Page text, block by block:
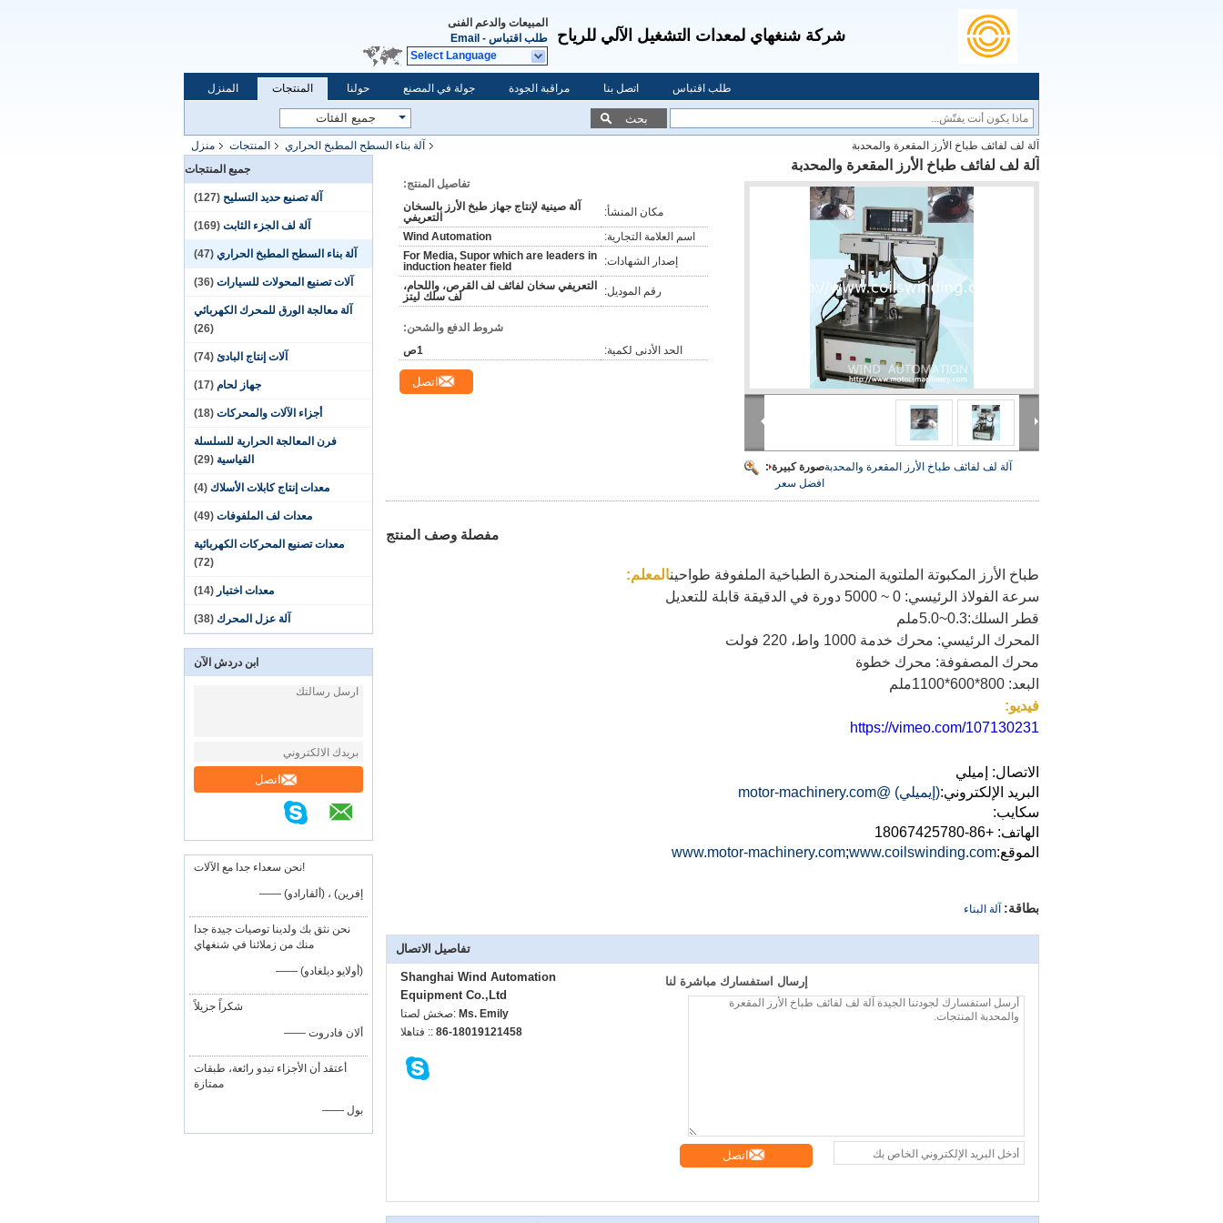
شركة شنغهاي لمعدات التشغيل الآلي للرياح
المبيعات والدعم الفنى
طلب اقتباس -
Email
Select Language
المنزل المنتجات حولنا جولة في المصنع مراقبة الجودة اتصل بنا طلب اقتباس
بحث
منزل المنتجات آلة بناء السطح المطبخ الحراري
آلة لف لفائف طباخ الأرز المقعرة والمحدبة
جميع المنتجات
آلة تصنيع حديد التسليح (127)
آلة لف الجزء الثابت (169)
آلة بناء السطح المطبخ الحراري (47)
آلات تصنيع المحولات للسيارات (36)
آلة معالجة الورق للمحرك الكهربائي
(26)
آلات إنتاج البادئ (74)
جهاز لحام (17)
أجزاء الآلات والمحركات (18)
فرن المعالجة الحرارية للسلسلة
القياسية (29)
معدات إنتاج كابلات الأسلاك (4)
معدات لف الملفوفات (49)
معدات تصنيع المحركات الكهربائية
(72)
معدات اختبار (14)
آلة عزل المحرك (38)
ابن دردش الآن
اتصل
نحن سعداء جدا مع الآلات!
—— إفرين) ، (ألفارادو)
نحن نثق بك ولدينا توصيات جيدة جدا
منك من زملائنا في شنغهاي
—— (أولايو ديلغادو)
شكراً جزيلاً
—— ألان فادروت
أعتقد أن الأجزاء تبدو رائعة، طبقات
ممتازة
—— بول
آلة لف لفائف طباخ الأرز المقعرة والمحدبة
صورة كبيرة :آلة لف لفائف طباخ الأرز المقعرة والمحدبة
افضل سعر
تفاصيل المنتج:
مكان المنشأ:
آلة صينية لإنتاج جهاز طبخ الأرز بالسخان
التعريفي
اسم العلامة التجارية:
Wind Automation
إصدار الشهادات:
For Media, Supor which are leaders in
induction heater field
رقم الموديل:
التعريفي سخان لفائف لف القرص، واللحام،
لف سلك ليتز
شروط الدفع والشحن:
الحد الأدنى لكمية:
1ص
اتصل
مفصلة وصف المنتج
طباخ الأرز المكبوتة الملتوية المنحدرة الطباخية الملفوفة طواحينالمعلم:
سرعة الفولاذ الرئيسي: 0 ~ 5000 دورة في الدقيقة قابلة للتعديل
قطر السلك:0.3~5.0ملم
المحرك الرئيسي: محرك خدمة 1000 واط، 220 فولت
محرك المصفوفة: محرك خطوة
البعد: 800*600*1100ملم
فيديو:
https://vimeo.com/107130231
الاتصال: إميلي
البريد الإلكتروني:(إيميلي) @motor-machinery.com
سكايب:
الهاتف: +86-18067425780
الموقع:
www.motor-machinery.com;www.coilswinding.com
بطاقة: آلة البناء
تفاصيل الاتصال
Shanghai Wind Automation
Equipment Co.,Ltd
اتصل شخص: Ms. Emily
الهاتف :: 86-18019121458
إرسال استفسارك مباشرة لنا
اتصل